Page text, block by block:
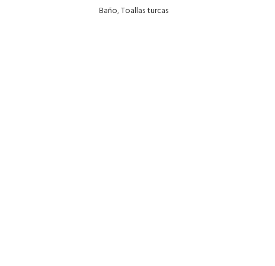
Baño,Toallas turcas